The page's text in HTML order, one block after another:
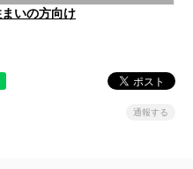
いの方向け
通報する